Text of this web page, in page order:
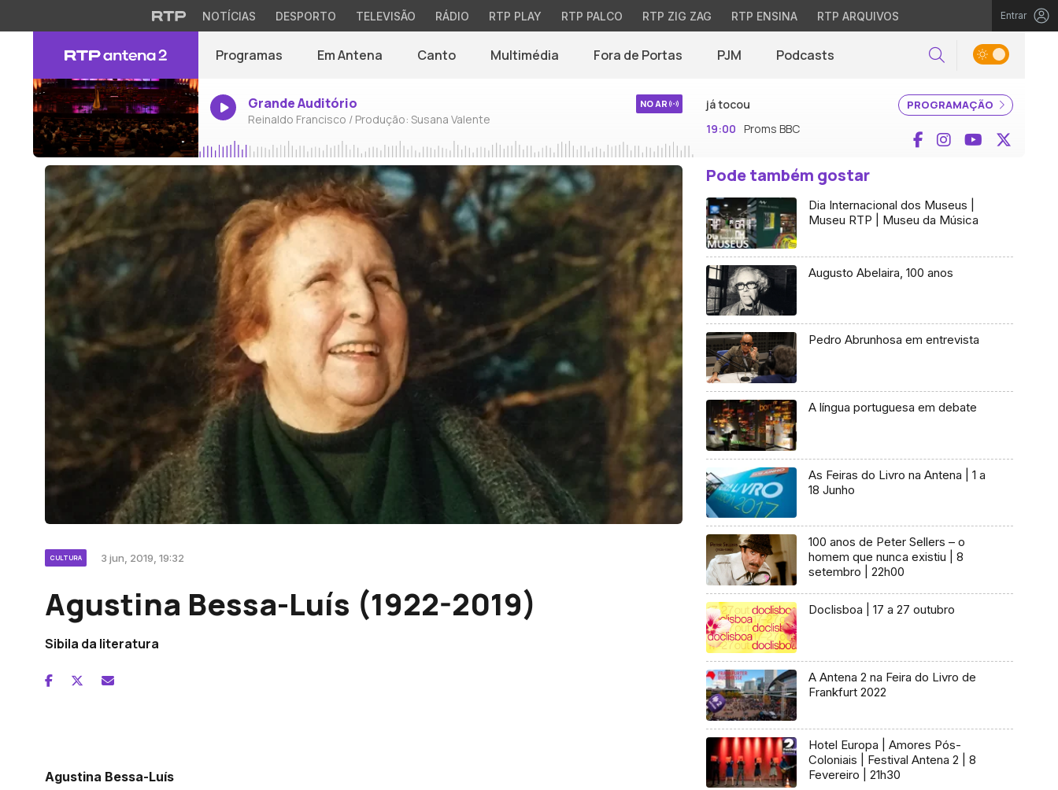
NOTÍCIAS DESPORTO TELEVISÃO RÁDIO RTP PLAY RTP PALCO RTP ZIG ZAG RTP ENSINA RTP ARQUIVOS Entrar
Programas Em Antena Canto Multimédia Fora de Portas PJM Podcasts Pesquisar
Grande Auditório
Reinaldo Francisco / Produção: Susana Valente
NO AR PROGRAMAÇÃO
já tocou
19:00 Proms BBC Facebook
InstagramYouTube
CULTURA 3 jun, 2019, 19:32
Agustina Bessa-Luís (1922-2019)
Sibila da literatura
Agustina Bessa-Luís
Pode também gostar
Dia Internacional dos Museus |
Museu RTP | Museu da Música
Augusto Abelaira, 100 anos
Pedro Abrunhosa em entrevista
A língua portuguesa em debate
As Feiras do Livro na Antena | 1 a
18 Junho
100 anos de Peter Sellers – o
homem que nunca existiu | 8
setembro | 22h00
Doclisboa | 17 a 27 outubro
A Antena 2 na Feira do Livro de
Frankfurt 2022
Hotel Europa | Amores Pós-
Coloniais | Festival Antena 2 | 8
Fevereiro | 21h30